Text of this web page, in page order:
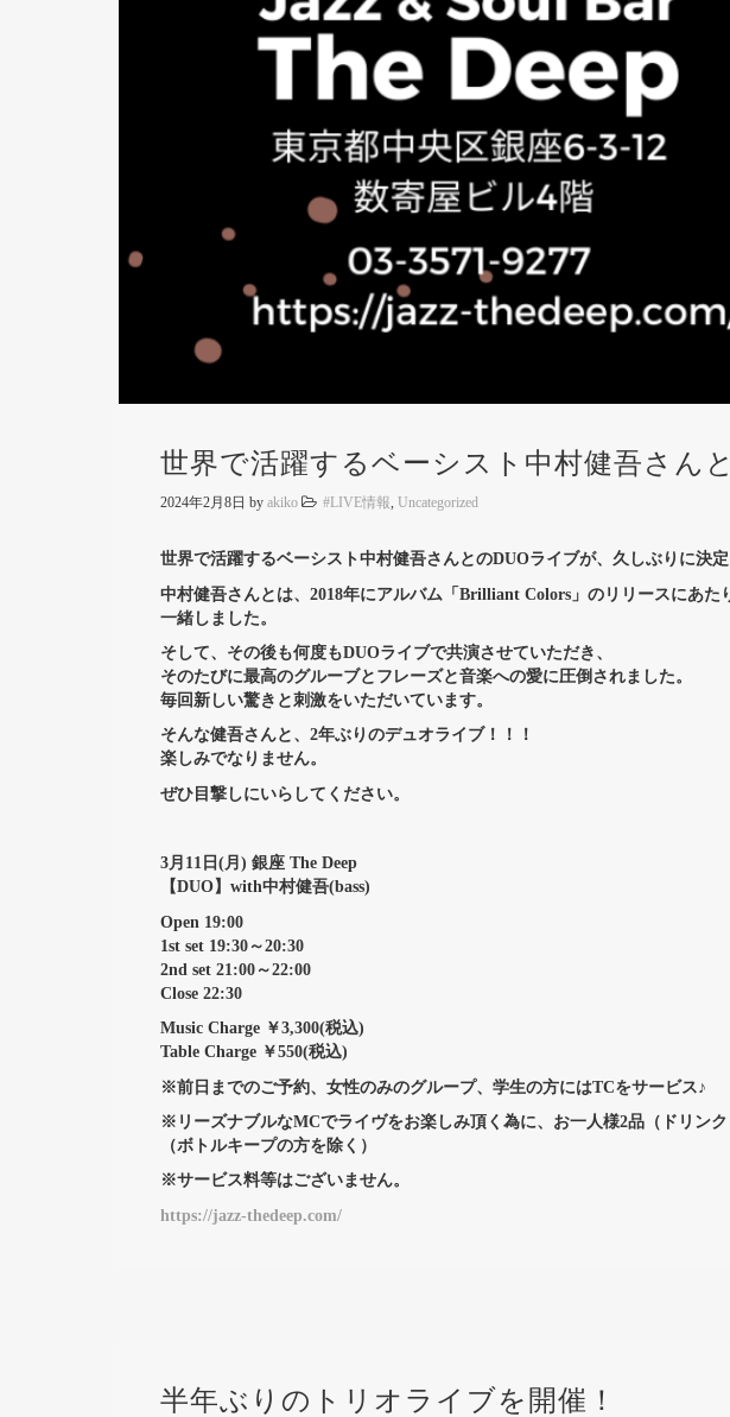
世界で活躍するベーシスト中村健吾さん
2024年2月8日 by akiko #LIVE情報 Uncategorized
世界で活躍するベーシスト中村健吾さんとのDUOライブが、久しぶりに決定
中村健吾さんとは、2018年にアルバム「Brilliant Colors」のリリースにあ
一緒しました。
そして、その後も何度もDUOライブで共演させていただき、
そのたびに最高のグルーブとフレーズと音楽への愛に圧倒されました。
毎回新しい驚きと刺激をいただいています。
そんな健吾さんと、2年ぶりのデュオライブ！！！
楽しみでなりません。
ぜひ目撃しにいらしてください。
3月11日(月) 銀座 The Deep
【DUO】with中村健吾(bass)
Open 19:00
1st set 19:30～20:30
2nd set 21:00～22:00
Close 22:30
Music Charge ￥3,300(税込)
Table Charge ￥550(税込)
※前日までのご予約、女性のみのグループ、学生の方にはTCをサービス♪
※リーズナブルなMCでライヴをお楽しみ頂く為に、お一人様2品（ドリン
（ボトルキープの方を除く）
※サービス料等はございません。
https://jazz-thedeep.com/
半年ぶりのトリオライブを開催！